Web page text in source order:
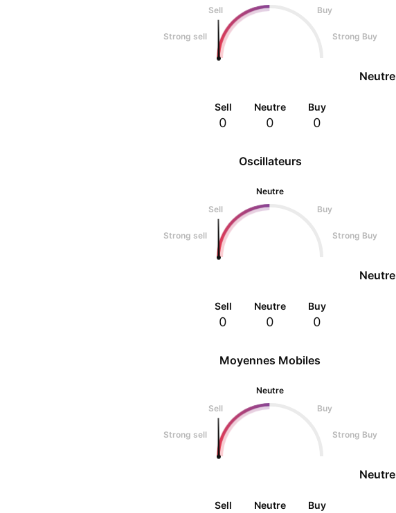
Oscillateurs
Neutre
Sell
Buy
Strong sell Strong Buy
Neutre
Sell
0
Neutre
0
Buy
0
Sell
Buy
Strong sell Strong Buy
Neutre
Sell
0
Neutre
0
Buy
0
Moyennes Mobiles
Neutre
Sell
Buy
Strong sell Strong Buy
Neutre
Sell Neutre Buy